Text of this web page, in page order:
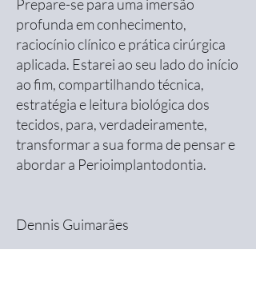
Prepare-se para uma imersão
profunda em conhecimento,
raciocínio clínico e prática cirúrgica
aplicada. Estarei ao seu lado do início
ao fim, compartilhando técnica,
estratégia e leitura biológica dos
tecidos, para, verdadeiramente,
transformar a sua forma de pensar e
abordar a Perioimplantodontia.
Dennis Guimarães